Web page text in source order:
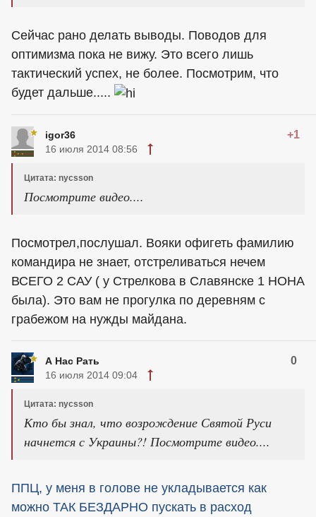
Сейчас рано делать выводы. Поводов для
оптимизма пока не вижу. Это всего лишь
тактический успех, не более. Посмотрим, что
будет дальше.....
igor36 +1
16 июля 2014 08:56
Цитата: nycsson
Посмотрите видео....
Посмотрел,послушал. Вояки офигеть фамилию
командира не знает, отстреливаться нечем
ВСЕГО 2 САУ ( у Стрелкова в Славянске 1 НОНА
была). Это вам не прогулка по деревням с
грабежом на нужды майдана.
А Нас Рать 0
16 июля 2014 09:04
Цитата: nycsson
Кто бы знал, что возрождение Святой Руси
начнется с Украины?! Посмотрите видео....
ППЦ, у меня в голове не укладывается как
можно ТАК БЕЗДАРНО пускать в расход